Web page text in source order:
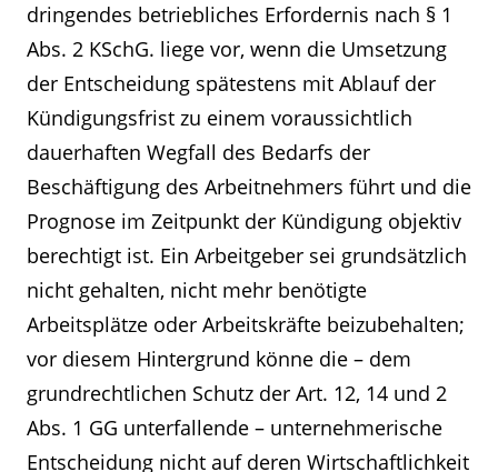
dringendes betriebliches Erfordernis nach § 1
Abs. 2 KSchG. liege vor, wenn die Umsetzung
der Entscheidung spätestens mit Ablauf der
Kündigungsfrist zu einem voraussichtlich
dauerhaften Wegfall des Bedarfs der
Beschäftigung des Arbeitnehmers führt und die
Prognose im Zeitpunkt der Kündigung objektiv
berechtigt ist. Ein Arbeitgeber sei grundsätzlich
nicht gehalten, nicht mehr benötigte
Arbeitsplätze oder Arbeitskräfte beizubehalten;
vor diesem Hintergrund könne die – dem
grundrechtlichen Schutz der Art. 12, 14 und 2
Abs. 1 GG unterfallende – unternehmerische
Entscheidung nicht auf deren Wirtschaftlichkeit